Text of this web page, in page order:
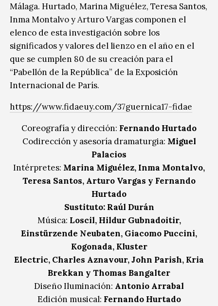
Málaga. Hurtado, Marina Miguélez, Teresa Santos,
Inma Montalvo y Arturo Vargas componen el
elenco de esta investigación sobre los
significados y valores del lienzo en el año en el
que se cumplen 80 de su creación para el
“Pabellón de la República” de la Exposición
Internacional de París.
https://www.fidaeuy.com/37guernica17-fidae
Coreografía y dirección: Fernando Hurtado
Codirección y asesoría dramaturgia: Miguel
Palacios
Intérpretes: Marina Miguélez, Inma Montalvo,
Teresa Santos, Arturo Vargas y Fernando
Hurtado
Sustituto: Raúl Durán
Música: Loscil, Hildur Gubnadoitir,
Einstürzende Neubaten, Giacomo Puccini,
Kogonada, Kluster
Electric, Charles Aznavour, John Parish, Kria
Brekkan y Thomas Bangalter
Diseño Iluminación: Antonio Arrabal
Edición musical: Fernando Hurtado